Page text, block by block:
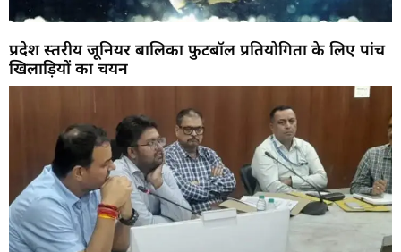
प्रदेश स्तरीय जूनियर बालिका फुटबॉल प्रतियोगिता के लिए पांच
खिलाड़ियों का चयन